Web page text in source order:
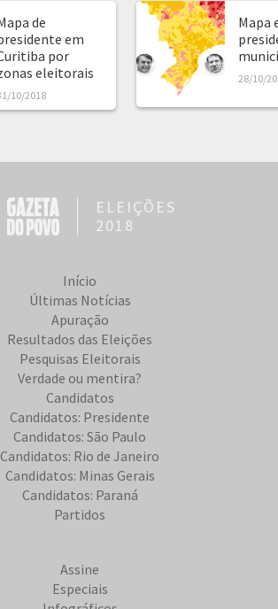
de
em
por
eleitorais
10/2018
Mapa
28/10/
ELEIÇÕES
2018
Início
Últimas Notícias
Apuração
Resultados das Eleições
Pesquisas Eleitorais
Verdade ou mentira?
Candidatos
Candidatos: Presidente
Candidatos: São Paulo
Candidatos: Rio de Janeiro
Candidatos: Minas Gerais
Candidatos: Paraná
Partidos
Assine
Especiais